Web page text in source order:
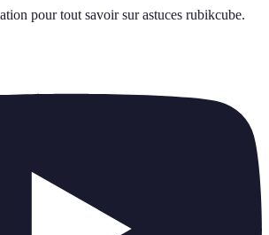
pour tout savoir sur astuces rubikcube.